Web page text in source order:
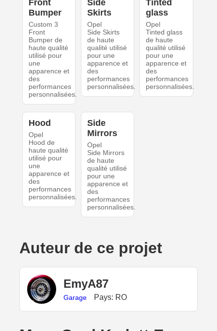
Front
Bumper
Custom 3
Front
Bumper de
haute qualité
utilisé pour
une
apparence et
des
performances
personnalisées.
Side
Skirts
Opel
Side Skirts
de haute
qualité utilisé
pour une
apparence et
des
performances
personnalisées.
Tinted
glass
Opel
Tinted glass
de haute
qualité utilisé
pour une
apparence et
des
performances
personnalisées.
Hood
Opel
Hood de
haute qualité
utilisé pour
une
apparence et
des
performances
personnalisées.
Side
Mirrors
Opel
Side Mirrors
de haute
qualité utilisé
pour une
apparence et
des
performances
personnalisées.
Auteur de ce projet
EmyA87
Garage Pays: RO